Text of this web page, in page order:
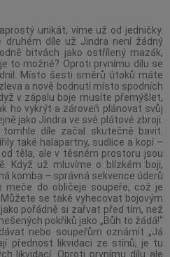
unikát, víme už od jedničky.
druhém díle už Jindra není žádný
bitvách jako ostřílený mazák,
to možné? Oproti prvnímu dílu se
Místo šesti směrů útoků máte
a nově bodnutí místo spodních
v zápalu boje musíte přemýšlet,
ho vykrýt a zároveň plánovat svůj
jako Jindra ve své plátové zbroji.
díle začal skutečně bavit.
také halapartny, sudlice a kopí –
těla, ale v těsném prostoru jsou
Když už mluvíme o blízkém boji,
komba – správná sekvence úderů
meče do obličeje soupeře, což je
se také vyhecovat bojovým
pořádně si zařvat před tím, než
pokřiků jako „Bůh to žádá!“
nebo soupeřům oznámit „Já
přednost likvidaci ze stínů, je tu
likvidací. Oproti prvnímu dílu ale